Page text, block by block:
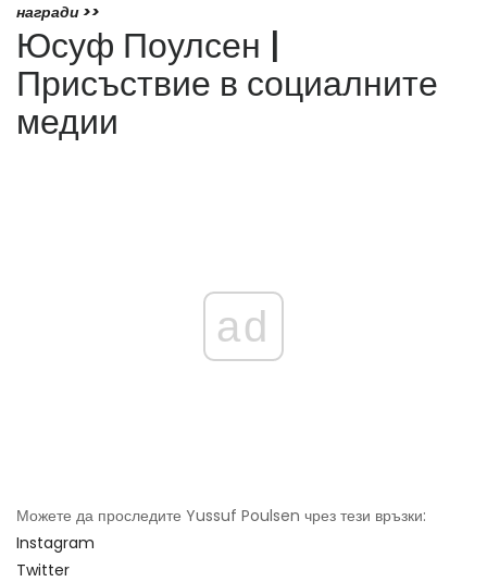
награди >>
Юсуф Поулсен |
Присъствие в социалните
медии
ad
Можете да проследите Yussuf Poulsen чрез тези връзки:
Instagram
Twitter